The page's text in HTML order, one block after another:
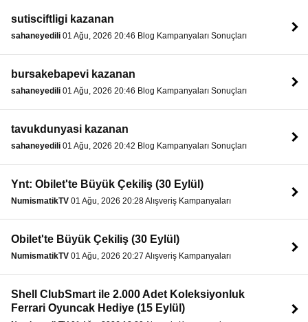
sutisciftligi kazanan
sahaneyedili 01 Ağu, 2026 20:46 Blog Kampanyaları Sonuçları
bursakebapevi kazanan
sahaneyedili 01 Ağu, 2026 20:46 Blog Kampanyaları Sonuçları
tavukdunyasi kazanan
sahaneyedili 01 Ağu, 2026 20:42 Blog Kampanyaları Sonuçları
Ynt: Obilet'te Büyük Çekiliş (30 Eylül)
NumismatikTV 01 Ağu, 2026 20:28 Alışveriş Kampanyaları
Obilet'te Büyük Çekiliş (30 Eylül)
NumismatikTV 01 Ağu, 2026 20:27 Alışveriş Kampanyaları
Shell ClubSmart ile 2.000 Adet Koleksiyonluk
Ferrari Oyuncak Hediye (15 Eylül)